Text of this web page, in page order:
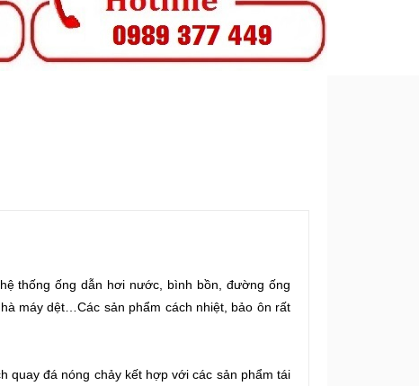
thống ống dẫn hơi nước, bình bồn, đường ống
máy dệt…Các sản phẩm cách nhiệt, bảo ôn rất
quay đá nóng chảy kết hợp với các sản phẩm tái